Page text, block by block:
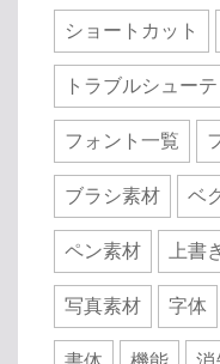
ショートカット
トラブルシュー
フォント一覧
ブラシ素材 ベ
ペン素材 上書
写真素材 字体